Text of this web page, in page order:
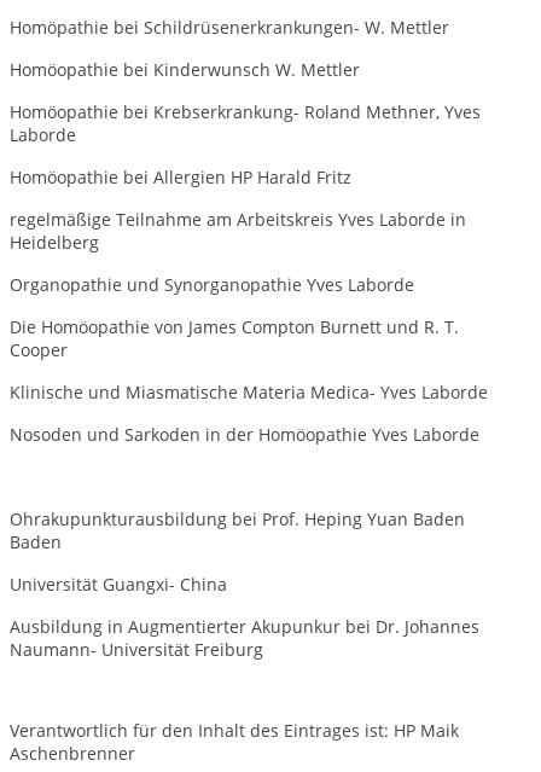
Homöpathie bei Schildrüsenerkrankungen- W. Mettler
Homöopathie bei Kinderwunsch W. Mettler
Homöopathie bei Krebserkrankung- Roland Methner, Yves
Laborde
Homöopathie bei Allergien HP Harald Fritz
regelmäßige Teilnahme am Arbeitskreis Yves Laborde in
Heidelberg
Organopathie und Synorganopathie Yves Laborde
Die Homöopathie von James Compton Burnett und R. T.
Cooper
Klinische und Miasmatische Materia Medica- Yves Laborde
Nosoden und Sarkoden in der Homöopathie Yves Laborde
Ohrakupunkturausbildung bei Prof. Heping Yuan Baden
Baden
Universität Guangxi- China
Ausbildung in Augmentierter Akupunkur bei Dr. Johannes
Naumann- Universität Freiburg
Verantwortlich für den Inhalt des Eintrages ist: HP Maik
Aschenbrenner